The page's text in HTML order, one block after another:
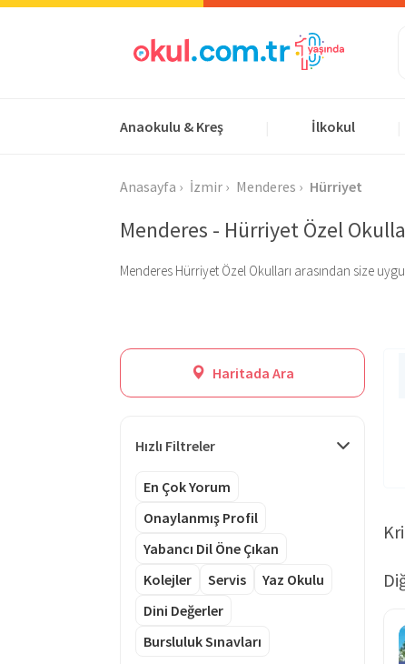
Anaokulu & Kreş İlkokul
Anasayfa İzmir Menderes Hürriyet
Menderes - Hürriyet Özel
Menderes Hürriyet Özel Okulları arasından size
Haritada Ara
Hızlı Filtreler
En Çok Yorum
Onaylanmış Profil
Yabancı Dil Öne Çıkan
Kolejler
Servis
Yaz Okulu
Dini Değerler
Bursluluk Sınavları